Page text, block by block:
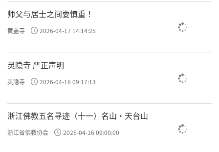
师父与居士之间要慎重 ！
黄盖寺 2026-04-17 14:14:25
灵隐寺 严正声明
灵隐寺 2026-04-16 09:17:13
浙江佛教五名寻迹（十一）名山·天台山
浙江省佛教协会 2026-04-16 09:00:00